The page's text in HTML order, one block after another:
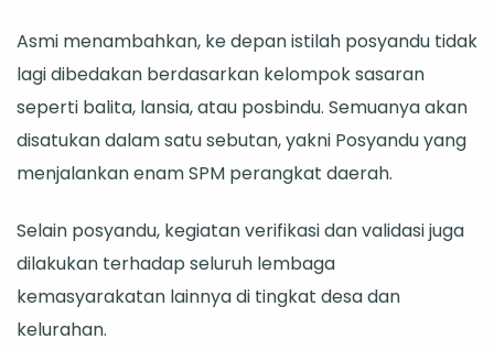
Asmi menambahkan, ke depan istilah posyandu tidak
lagi dibedakan berdasarkan kelompok sasaran
seperti balita, lansia, atau posbindu. Semuanya akan
disatukan dalam satu sebutan, yakni Posyandu yang
menjalankan enam SPM perangkat daerah.
Selain posyandu, kegiatan verifikasi dan validasi juga
dilakukan terhadap seluruh lembaga
kemasyarakatan lainnya di tingkat desa dan
kelurahan.